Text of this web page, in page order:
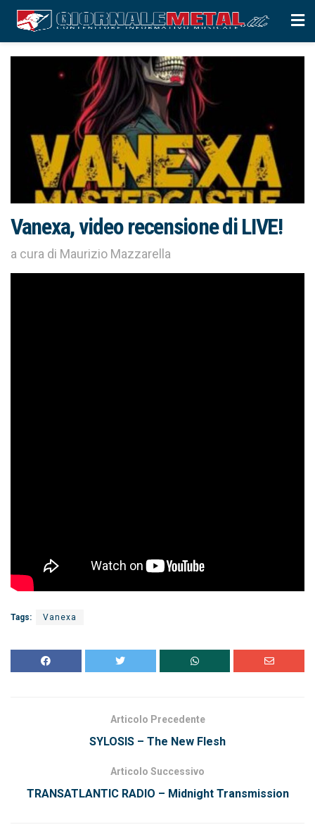
Vanexa, video recensione di LIVE!
a cura di Maurizio Mazzarella
Tags: Vanexa
Articolo Precedente
SYLOSIS – The New Flesh
Articolo Successivo
TRANSATLANTIC RADIO – Midnight Transmission